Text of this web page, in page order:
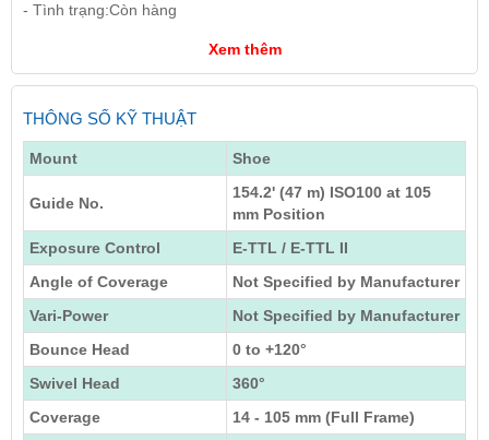
- Tình trạng:Còn hàng
Xem thêm
THÔNG SỐ KỸ THUẬT
Mount Shoe
Guide No.
154.2' (47 m) ISO100 at 105
mm Position
Exposure Control
E-TTL / E-TTL II
Angle of Coverage
Not Specified by Manufacturer
Vari-Power
Not Specified by Manufacturer
Bounce Head
0 to +120°
Swivel Head
360°
Coverage
14 - 105 mm (Full Frame)